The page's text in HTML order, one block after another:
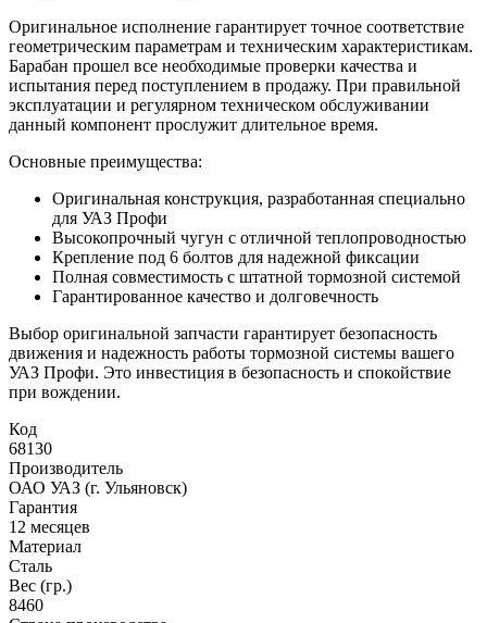
Оригинальное исполнение гарантирует точное соответствие
геометрическим параметрам и техническим характеристикам.
Барабан прошел все необходимые проверки качества и
испытания перед поступлением в продажу. При правильной
эксплуатации и регулярном техническом обслуживании
данный компонент прослужит длительное время.
Основные преимущества:
Оригинальная конструкция, разработанная специально
для УАЗ Профи
Высокопрочный чугун с отличной теплопроводностью
Крепление под 6 болтов для надежной фиксации
Полная совместимость с штатной тормозной системой
Гарантированное качество и долговечность
Выбор оригинальной запчасти гарантирует безопасность
движения и надежность работы тормозной системы вашего
УАЗ Профи. Это инвестиция в безопасность и спокойствие
при вождении.
Код
68130
Производитель
ОАО УАЗ (г. Ульяновск)
Гарантия
12 месяцев
Материал
Сталь
Вес (гр.)
8460